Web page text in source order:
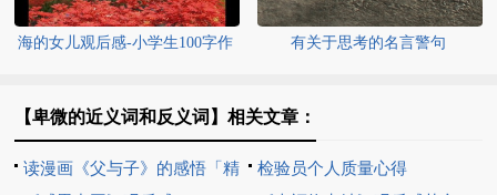
海的女儿观后感-小学生100字作
有关于思考的名言警句
【卑微的近义词和反义词】相关文章：
读漫画《父与子》的感悟「精
检验员个人质量心得